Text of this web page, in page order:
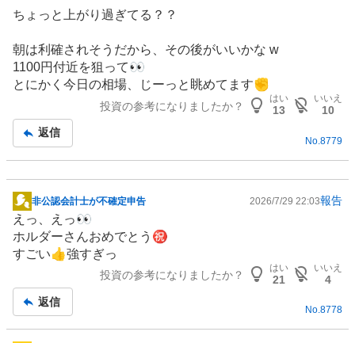
ちょっと上がり過ぎてる？？
朝は利確されそうだから、その後がいいかな w
1100円付近を狙って👀
とにかく今日の相場、じーっと眺めてます✊
投資の参考になりましたか？
はい
13
いいえ
10
返信
No. 8779
掲
示
板
記
非公認会計士が不確定申告 2026/7/29 22:03報告
えっ、えっ👀
ホルダーさんおめでとう㊗️
すごい👍強すぎっ
投資の参考になりましたか？
はい
21
いいえ
4
返信
No.8778